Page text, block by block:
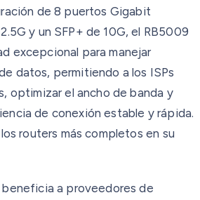
de 8 puertos Gigabit
y un SFP+ de 10G, el RB5009
excepcional para manejar
datos, permitiendo a los ISPs
optimizar el ancho de banda y
de conexión estable y rápida.
routers más completos en su
a proveedores de